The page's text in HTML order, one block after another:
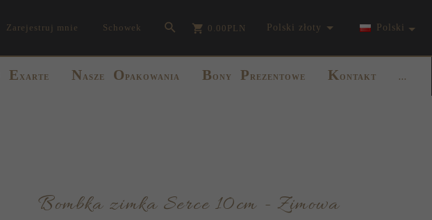
Zarejestruj mnie Schowek 0.00 PLN
currency_h
polski złoty Polski
E XARTE NASZE O PAKOWANIA B ONY P REZENTOWE K ONTAKT ...
Bombka zimka Serce 10cm - Zimowa